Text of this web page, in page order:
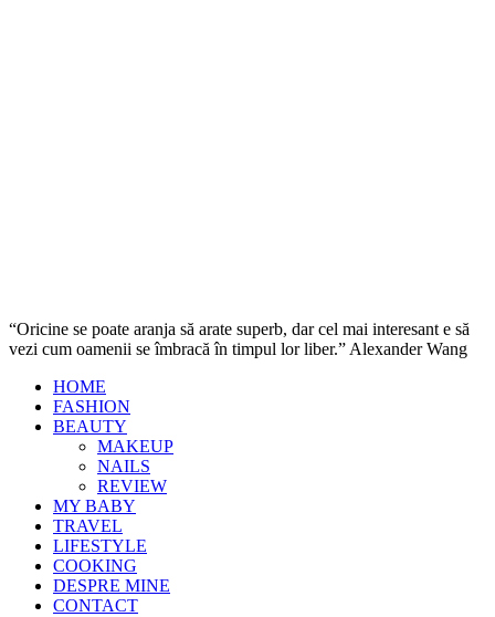
“Oricine se poate aranja să arate superb, dar cel mai interesant e să
vezi cum oamenii se îmbracă în timpul lor liber.” Alexander Wang
HOME
FASHION
BEAUTY
MAKEUP
NAILS
REVIEW
MY BABY
TRAVEL
LIFESTYLE
COOKING
DESPRE MINE
CONTACT